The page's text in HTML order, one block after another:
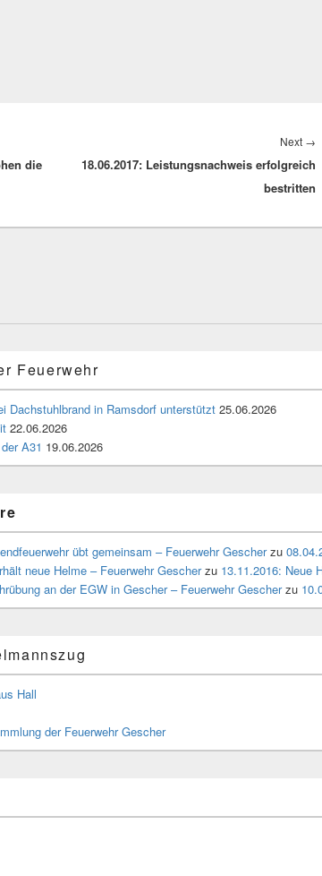
die
Next →
18.06.2017: Leistungsnachweis erfolgreich
bestritten
Feuerwehr
Dachstuhlbrand in Ramsdorf unterstützt 25.06.2026
22.06.2026
A31 19.06.2026
übt gemeinsam – Feuerwehr Gescherzu
neue Helme – Feuerwehr Gescherzu 13.11.2016: Neue
an der EGW in Gescher – Feuerwehr Gescherzu
Hall
der Feuerwehr Gescher